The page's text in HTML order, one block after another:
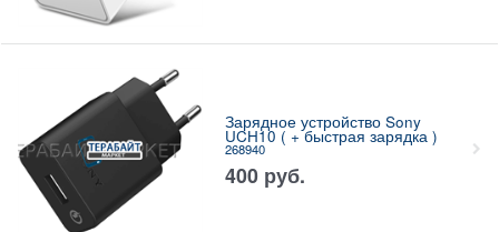
Зарядное устройство Sony
UCH10 ( + быстрая зарядка )
268940
400 руб.